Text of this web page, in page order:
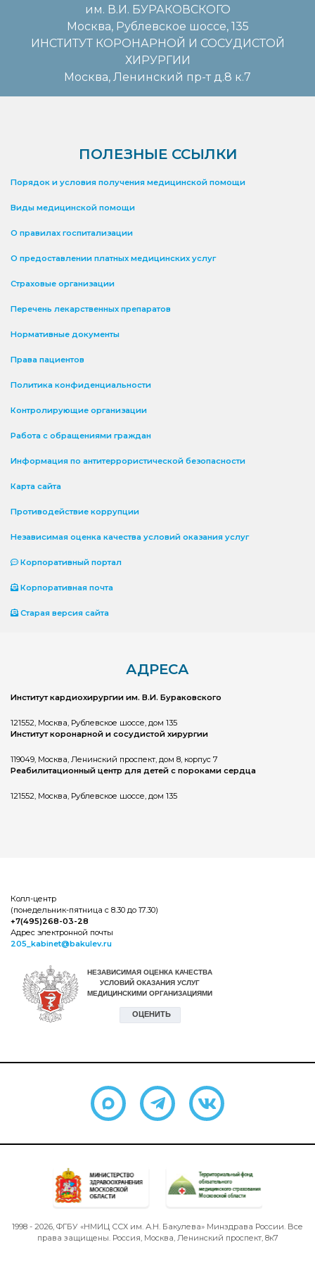
им. В.И. БУРАКОВСКОГО
Москва, Рублевское шоссе, 135
ИНСТИТУТ КОРОНАРНОЙ И СОСУДИСТОЙ
ХИРУРГИИ
Москва, Ленинский пр-т д.8 к.7
ПОЛЕЗНЫЕ ССЫЛКИ
Порядок и условия получения медицинской помощи
Виды медицинской помощи
О правилах госпитализации
О предоставлении платных медицинских услуг
Страховые организации
Перечень лекарственных препаратов
Нормативные документы
Права пациентов
Политика конфиденциальности
Контролирующие организации
Работа с обращениями граждан
Информация по антитеррористической безопасности
Карта сайта
Противодействие коррупции
Независимая оценка качества условий оказания услуг
Корпоративный портал
Корпоративная почта
Старая версия сайта
АДРЕСА
Институт кардиохирургии им. В.И. Бураковского
121552, Москва, Рублевское шоссе, дом 135
Институт коронарной и сосудистой хирургии
119049, Москва, Ленинский проспект, дом 8, корпус 7
Реабилитационный центр для детей с пороками сердца
121552, Москва, Рублевское шоссе, дом 135
Колл-центр
(понедельник-пятница с 8.30 до 17.30)
+7(495)268-03-28
Адрес электронной почты
205_kabinet@bakulev.ru
1998 - 2026, ФГБУ «НМИЦ ССХ им. А.Н. Бакулева» Минздрава России. Все
права защищены. Россия, Москва, Ленинский проспект, 8к7